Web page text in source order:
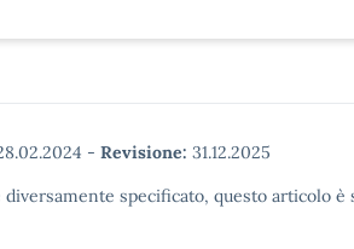
- Revisione: 31.12.2025
diversamente specificato, questo articolo